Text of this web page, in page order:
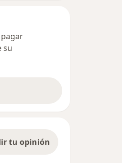
su
tu opinión